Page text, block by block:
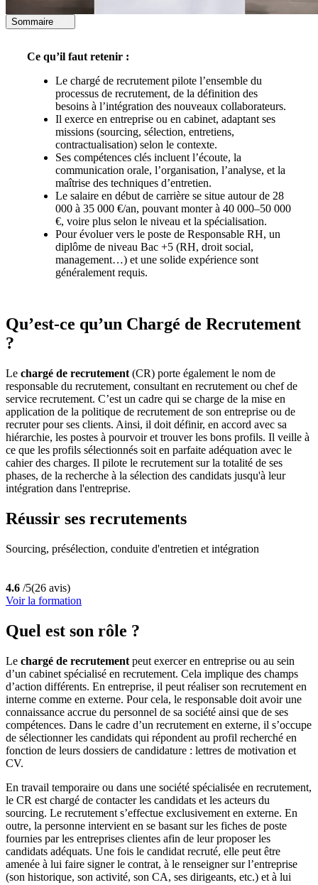
Sommaire
Ce qu’il faut retenir :
Le chargé de recrutement pilote l’ensemble du
processus de recrutement, de la définition des
besoins à l’intégration des nouveaux collaborateurs.
Il exerce en entreprise ou en cabinet, adaptant ses
missions (sourcing, sélection, entretiens,
contractualisation) selon le contexte.
Ses compétences clés incluent l’écoute, la
communication orale, l’organisation, l’analyse, et la
maîtrise des techniques d’entretien.
Le salaire en début de carrière se situe autour de 28
000 à 35 000 €/an, pouvant monter à 40 000–50 000
€, voire plus selon le niveau et la spécialisation.
Pour évoluer vers le poste de Responsable RH, un
diplôme de niveau Bac +5 (RH, droit social,
management…) et une solide expérience sont
généralement requis.
Qu’est-ce qu’un Chargé de Recrutement
?
Le chargé de recrutement (CR) porte également le nom de
responsable du recrutement, consultant en recrutement ou chef de
service recrutement. C’est un cadre qui se charge de la mise en
application de la politique de recrutement de son entreprise ou de
recruter pour ses clients. Ainsi, il doit définir, en accord avec sa
hiérarchie, les postes à pourvoir et trouver les bons profils. Il veille à
ce que les profils sélectionnés soit en parfaite adéquation avec le
cahier des charges. Il pilote le recrutement sur la totalité de ses
phases, de la recherche à la sélection des candidats jusqu'à leur
intégration dans l'entreprise.
Réussir ses recrutements
Sourcing, présélection, conduite d'entretien et intégration
4.6 /5(26 avis)
Voir la formation
Quel est son rôle ?
Le chargé de recrutement peut exercer en entreprise ou au sein
d’un cabinet spécialisé en recrutement. Cela implique des champs
d’action différents. En entreprise, il peut réaliser son recrutement en
interne comme en externe. Pour cela, le responsable doit avoir une
connaissance accrue du personnel de sa société ainsi que de ses
compétences. Dans le cadre d’un recrutement en externe, il s’occupe
de sélectionner les candidats qui répondent au profil recherché en
fonction de leurs dossiers de candidature : lettres de motivation et
CV.
En travail temporaire ou dans une société spécialisée en recrutement,
le CR est chargé de contacter les candidats et les acteurs du
sourcing. Le recrutement s’effectue exclusivement en externe. En
outre, la personne intervient en se basant sur les fiches de poste
fournies par les entreprises clientes afin de leur proposer les
candidats adéquats. Une fois le candidat recruté, elle peut être
amenée à lui faire signer le contrat, à le renseigner sur l’entreprise
(son historique, son activité, son CA, ses dirigeants, etc.) et à lui